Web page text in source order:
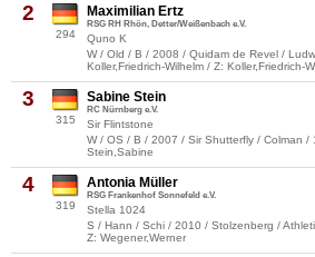
2
294
Maximilian Ertz
RSG RH Rhön, Detter/Weißenbach e.V.
Quno K
W / Old / B / 2008 / Quidam de Revel /
Koller,Friedrich-Wilhelm / Z: Koller,Friedrich-
3
315
Sabine Stein
RC Nürnberg e.V.
Sir Flintstone
W / OS / B / 2007 / Sir Shutterfly / Colman
Stein,Sabine
4
319
Antonia Müller
RSG Frankenhof Sonnefeld e.V.
Stella 1024
S / Hann / Schi / 2010 / Stolzenberg /
Z: Wegener,Werner